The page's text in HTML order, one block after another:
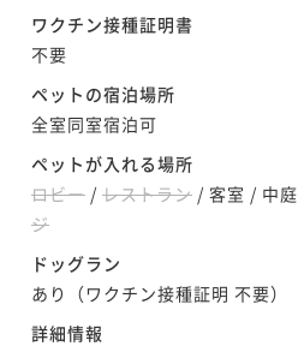
ワクチン接種証明書
不要
ペットの宿泊場所
全室同室宿泊可
ペットが入れる場所
ロビー / レストラン / 客室 / 中庭
ジ
ドッグラン
あり（ワクチン接種証明 不要）
詳細情報